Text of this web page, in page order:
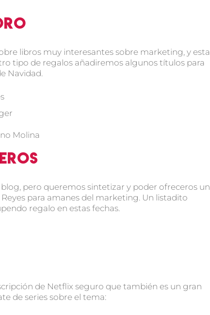
libros muy interesantes sobre marketing, y esta
tipo de regalos añadiremos algunos títulos para
Navidad.
Molina
pero queremos sintetizar y poder ofreceros un
para amanes del marketing. Un listadito
regalo en estas fechas.
de Netflix seguro que también es un gran
de series sobre el tema: